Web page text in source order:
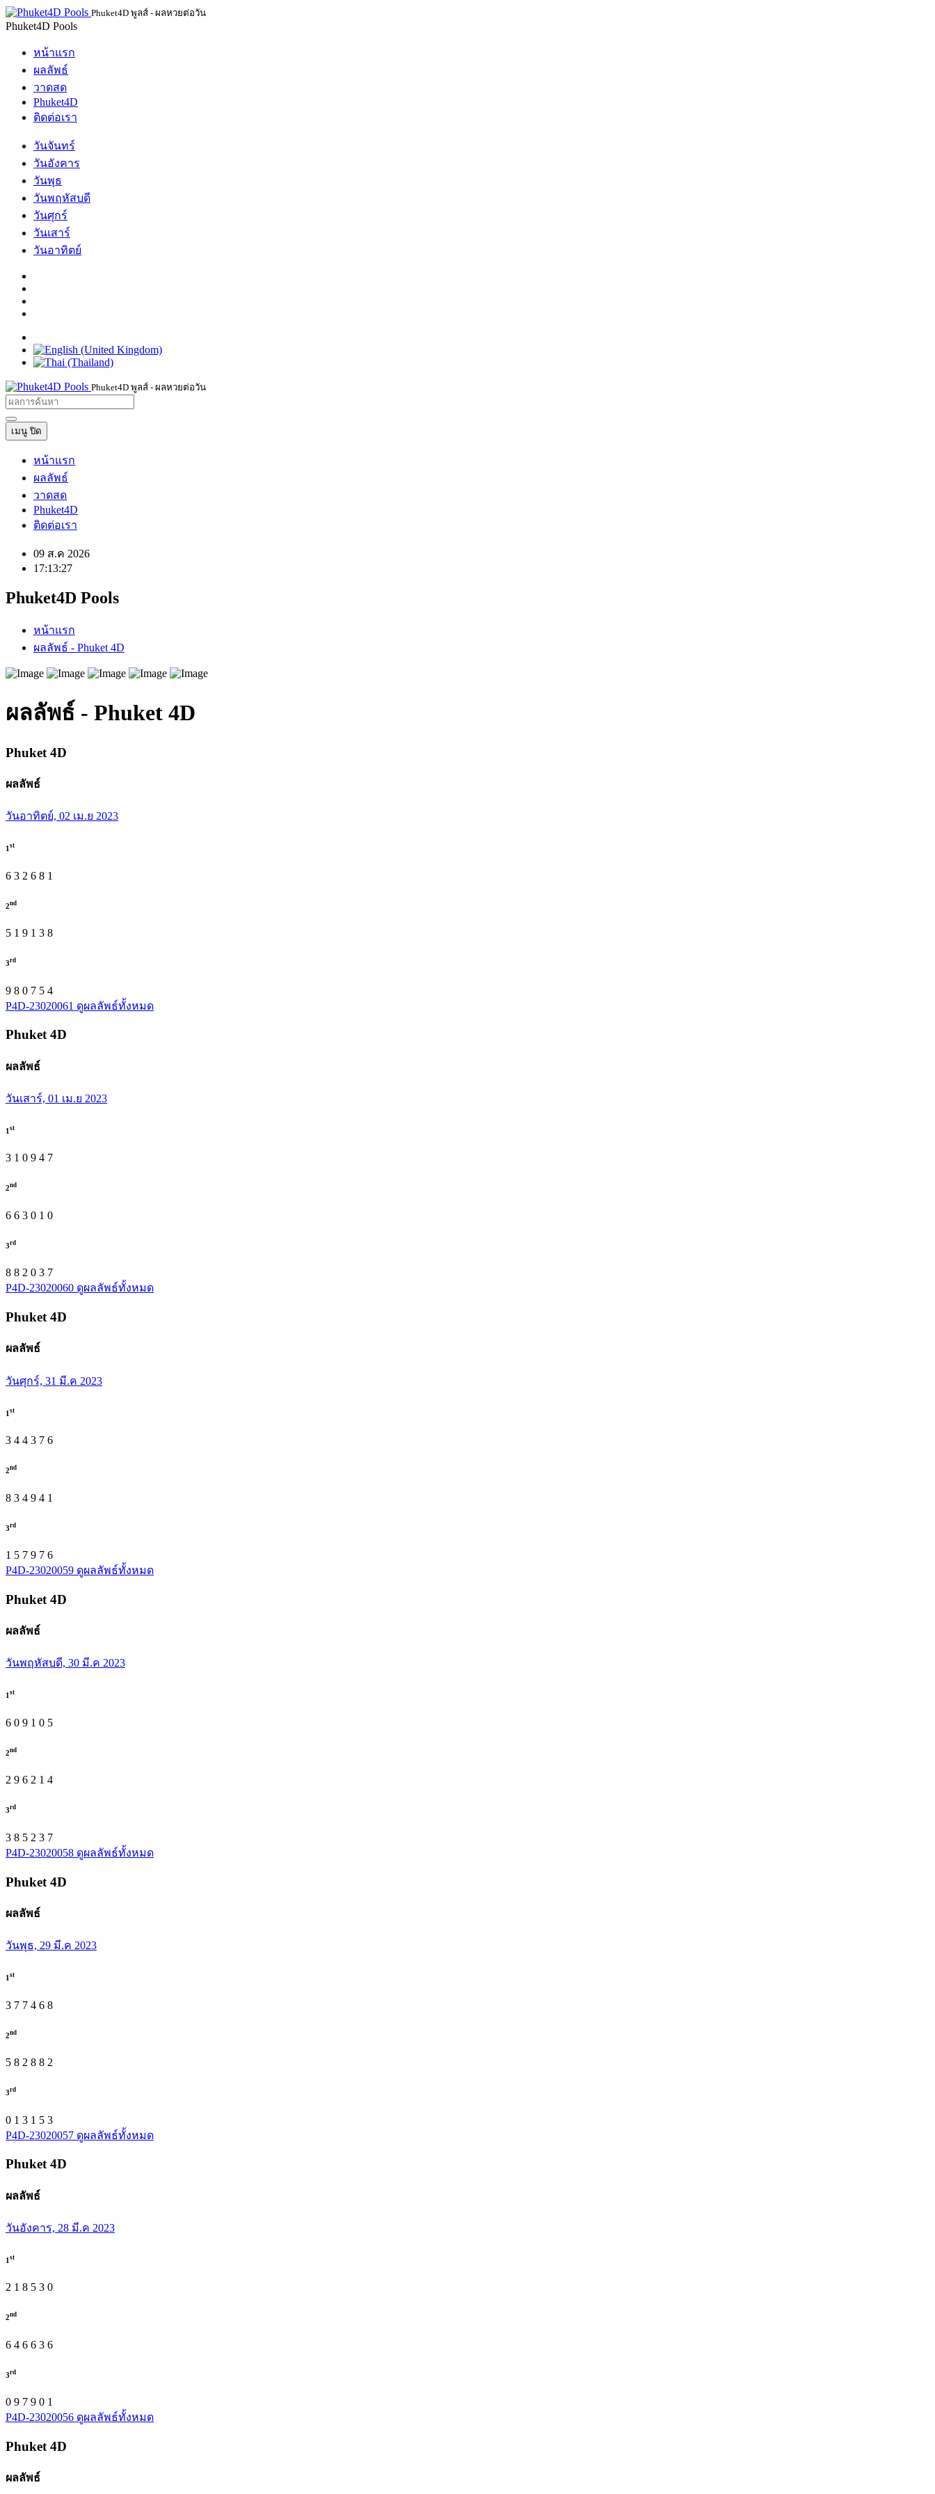
Phuket4D พูลส์ - ผลหวยต่อวัน
Phuket4D Pools
หน้าแรก
ผลลัพธ์
วาดสด
Phuket4D
ติดต่อเรา
วันจันทร์
วันอังคาร
วันพุธ
วันพฤหัสบดี
วันศุกร์
วันเสาร์
วันอาทิตย์
Phuket4D พูลส์ - ผลหวยต่อวัน
เมนู ปิด
หน้าแรก
ผลลัพธ์
วาดสด
Phuket4D
ติดต่อเรา
09 ส.ค 2026
17:13:28
Phuket4D Pools
หน้าแรก
ผลลัพธ์ - Phuket 4D
ผลลัพธ์ - Phuket 4D
Phuket 4D
ผลลัพธ์
วันอาทิตย์, 02 เม.ย 2023
1 st
6 3 2 6 8 1
2nd
5 1 9 1 3 8
3rd
9 8 0 7 5 4
P4D-23020061 ดูผลลัพธ์ทั้งหมด
Phuket4D
ผลลัพธ์
วันเสาร์, 01 เม.ย 2023
1 st
3 1 0 9 4 7
2nd
6 6 3 0 1 0
3rd
8 8 2 0 3 7
P4D-23020060 ดูผลลัพธ์ทั้งหมด
Phuket 4D
ผลลัพธ์
วันศุกร์, 31 มี.ค 2023
1 st
3 4 4 3 7 6
2nd
8 3 4 9 4 1
3rd
1 5 7 9 7 6
P4D-23020059 ดูผลลัพธ์ทั้งหมด
Phuket 4D
ผลลัพธ์
วันพฤหัสบดี, 30 มี.ค 2023
1 st
6 0 9 1 0 5
2nd
2 9 6 2 1 4
3rd
3 8 5 2 3 7
P4D-23020058 ดูผลลัพธ์ทั้งหมด
Phuket 4D
ผลลัพธ์
วันพุธ, 29 มี.ค 2023
1 st
3 7 7 4 6 8
2nd
5 8 2 8 8 2
3rd
0 1 3 1 5 3
P4D-23020057 ดูผลลัพธ์ทั้งหมด
Phuket4D
ผลลัพธ์
วันอังคาร, 28 มี.ค 2023
1 st
2 1 8 5 3 0
2nd
6 4 6 6 3 6
3rd
0 9 7 9 0 1
P4D-23020056 ดูผลลัพธ์ทั้งหมด
Phuket 4D
ผลลัพธ์